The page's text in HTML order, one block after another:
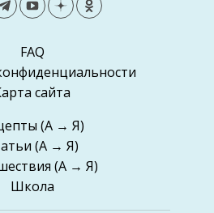
FAQ
сайта
(А → Я)
(А → Я)
(А → Я)
Школа